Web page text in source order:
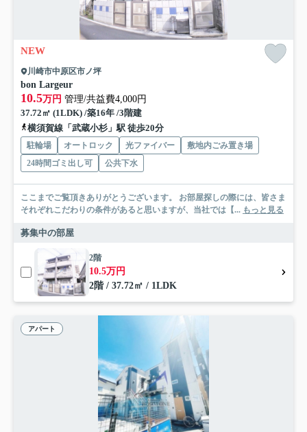
NEW
川崎市中原区市ノ坪
bon Largeur
10.5万円 管理/共益費4,000円
37.72㎡ (1LDK) /築16年 /3階建
横須賀線「武蔵小杉」駅 徒歩20分
駐輪場 オートロック 光ファイバー
敷地内ごみ置き場
24時間ゴミ出し可
公共下水
ここまでご覧頂きありがとうございます。 お部屋探しの際には、皆さま
それぞれこだわりの条件があると思いますが、当社では【... もっと見る
募集中の部屋
2階
10.5万円
2階 / 37.72㎡ / 1LDK
アパート